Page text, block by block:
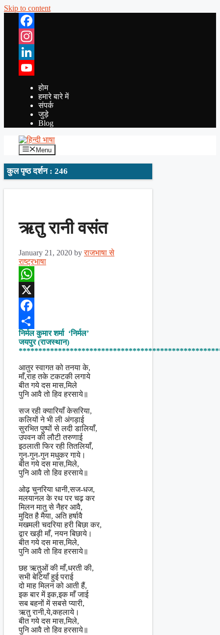
Skip to content
Facebook
Instagram
LinkedIn
YouTube
होम
हमारे बारे में
संपर्क
जुड़े
Blog
Menu
कुल पृष्ठ दर्शन : 246
ऋतु रानी वसंत
January 21, 2020 byराजभाषा से
राष्ट्रभाषा
WhatsApp
X
Facebook
Share
निर्मल कुमार शर्मा ‘निर्मल’
जयपुर (राजस्थान)
आतुर स्वागत को तनया के,
माँ,राह तके टकटकी लगाये
बीत गये दस मास,मिले
पुनि आवै तो हिव हरसाये॥
सज रही क्यारियाँ केसरिया,
कलियों ने भी ली अंगड़ाई
सुरभित पुष्पों से लदी डालियाँ,
उपवन की लौटी तरुणाई
इठलाती फिर रही तितलियाँ,
गुन-गुन-गुन मधुकर गाये।
बीत गये दस मास,मिले,
पुनि आवै तो हिव हरसाये॥
ओढ़ चुनरिया धानी,सज-धज,
मलयानल के रथ पर चढ़ कर
मिलन मातु से नैहर आवै,
मुदित है मैया, अति हर्षावै
मखमली चदरिया हरी बिछा कर,
द्वार खड़ी माँ, नयन बिछाये।
बीत गये दस मास,मिले,
पुनि आवै तो हिव हरसाये॥
छह ऋतुओं की माँ,धरती की,
सभी बेटियाँ हुई पराई
दो माह मिलन को आती हैं,
इक बार में इक,इक माँ जाई
सब बहनों में सबसे प्यारी,
ऋतु रानी,ये,कहलाये।
बीत गये दस मास,मिले,
पुनि आवै तो हिव हरसाये॥